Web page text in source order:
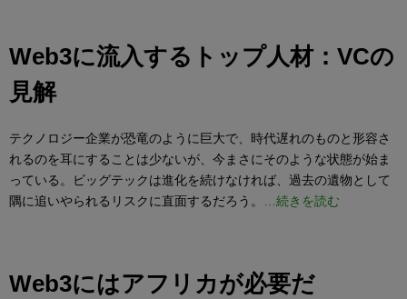
Web3に流入するトップ人材：VCの
見解
テクノロジー企業が恐竜のように巨大で、時代遅れのものと形容さ
れるのを耳にすることは少ないが、今まさにそのような状態が始ま
っている。ビッグテックは進化を続けなければ、過去の遺物として
隅に追いやられるリスクに直面するだろう。
…続きを読む
Web3にはアフリカが必要だ